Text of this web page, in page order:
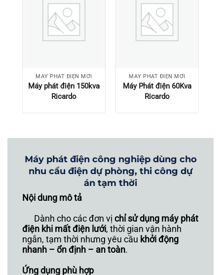
MÁY PHÁT ĐIỆN MỚI
Máy phát điện 150kva
Ricardo
MÁY PHÁT ĐIỆN MỚI
Máy Phát điện 60Kva
Ricardo
Máy phát điện công nghiệp dùng cho
nhu cầu điện dự phòng, thi công dự
án tạm thời
Nội dung mô tả
Dành cho các đơn vị chỉ sử dụng máy phát
điện khi mất điện lưới, thời gian vận hành
ngắn, tạm thời nhưng yêu cầu khởi động
nhanh – ổn định – an toàn.
Ứng dụng phù hợp